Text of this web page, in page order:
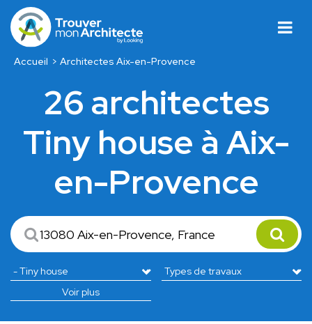
Accueil Architectes Aix-en-Provence
26 architectes
Tiny house à Aix-
en-Provence
Voir plus